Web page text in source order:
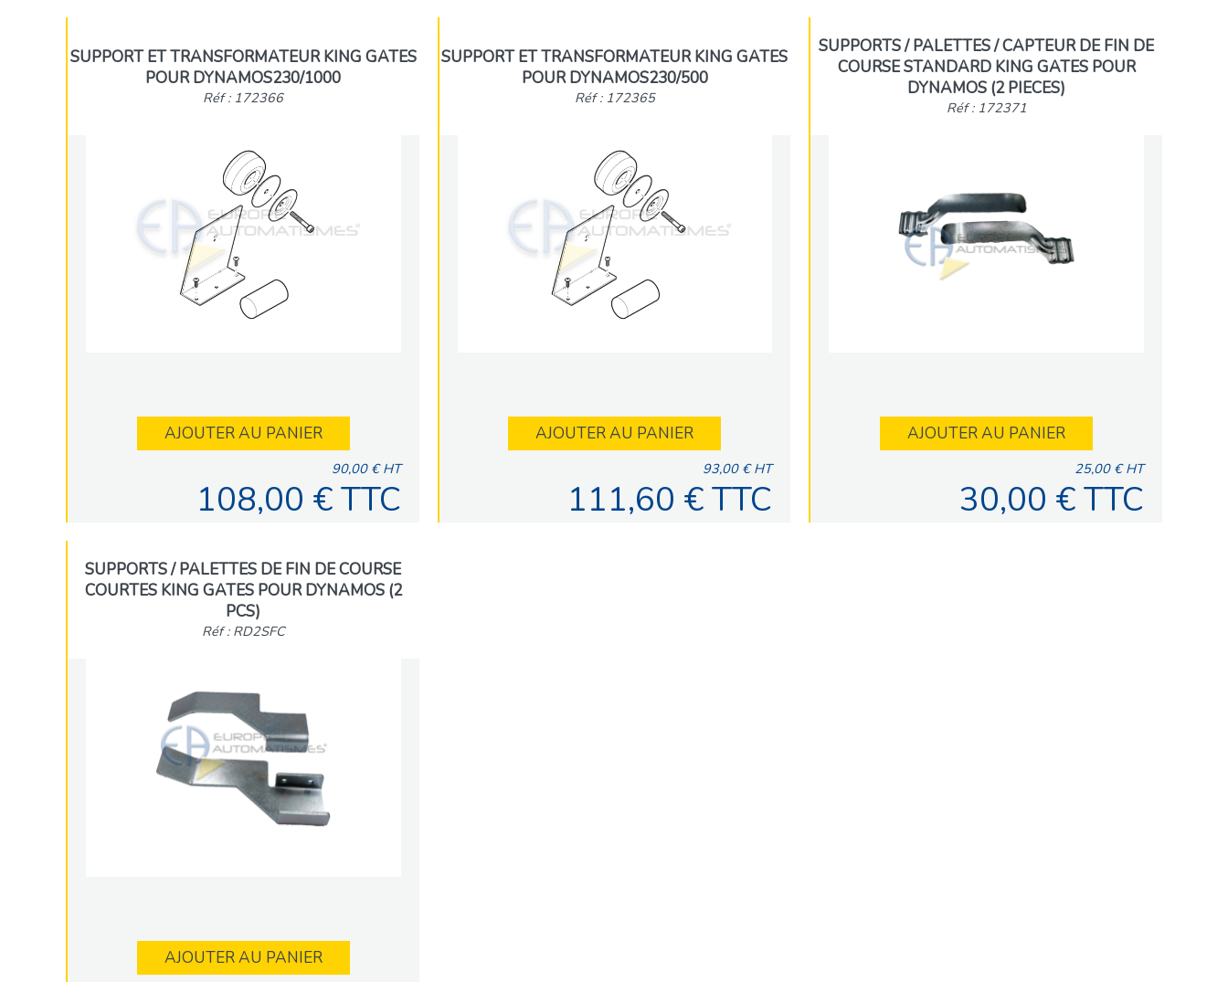
SUPPORT ET TRANSFORMATEUR KING GATES
POUR DYNAMOS230/1000
Réf : 172366
AJOUTER AU PANIER
90,00 € HT
108,00 € TTC
SUPPORT ET TRANSFORMATEUR KING GATES
POUR DYNAMOS230/500
Réf : 172365
AJOUTER AU PANIER
93,00 € HT
111,60 € TTC
SUPPORTS / PALETTES / CAPTEUR DE FIN DE
COURSE STANDARD KING GATES POUR
DYNAMOS (2 PIECES)
Réf : 172371
AJOUTER AU PANIER
25,00 € HT
30,00 € TTC
SUPPORTS / PALETTES DE FIN DE COURSE
COURTES KING GATES POUR DYNAMOS (2
PCS)
Réf : RD2SFC
AJOUTER AU PANIER